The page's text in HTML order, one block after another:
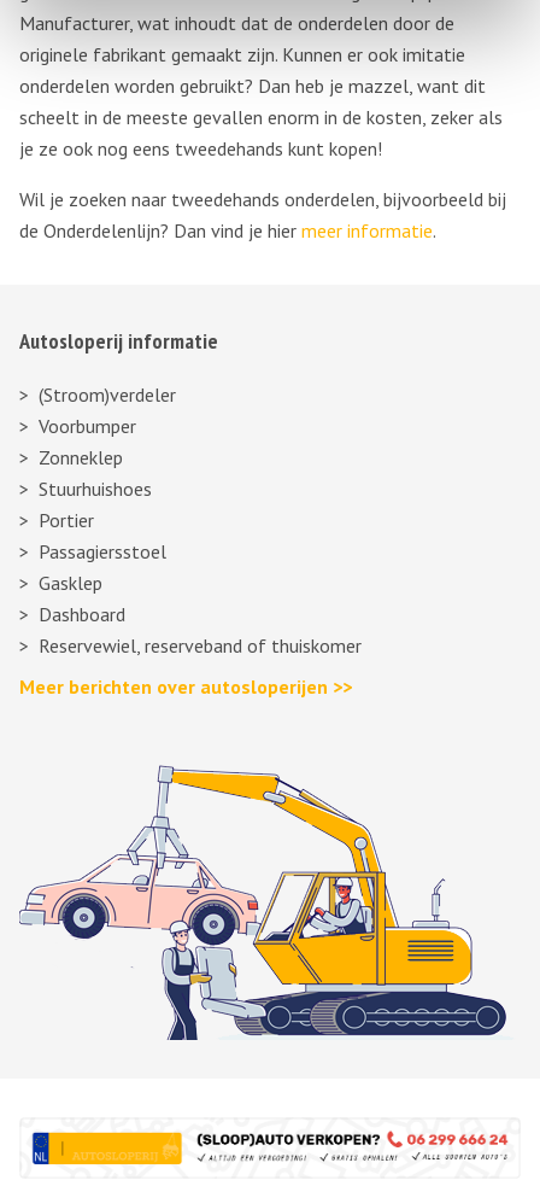
Manufacturer, wat inhoudt dat de onderdelen door de
originele fabrikant gemaakt zijn. Kunnen er ook imitatie
onderdelen worden gebruikt? Dan heb je mazzel, want dit
scheelt in de meeste gevallen enorm in de kosten, zeker als
je ze ook nog eens tweedehands kunt kopen!
Wil je zoeken naar tweedehands onderdelen, bijvoorbeeld bij
de Onderdelenlijn? Dan vind je hier meer informatie.
Autosloperij informatie
(Stroom)verdeler
Voorbumper
Zonneklep
Stuurhuishoes
Portier
Passagiersstoel
Gasklep
Dashboard
Reservewiel, reserveband of thuiskomer
Meer berichten over autosloperijen >>